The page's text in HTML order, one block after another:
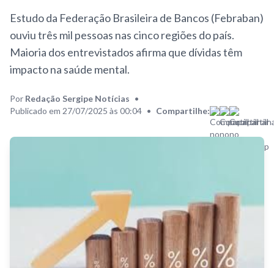
Estudo da Federação Brasileira de Bancos (Febraban)
ouviu três mil pessoas nas cinco regiões do país.
Maioria dos entrevistados afirma que dívidas têm
impacto na saúde mental.
Por Redação Sergipe Notícias •
Publicado em 27/07/2025 às 00:04 • Compartilhe: